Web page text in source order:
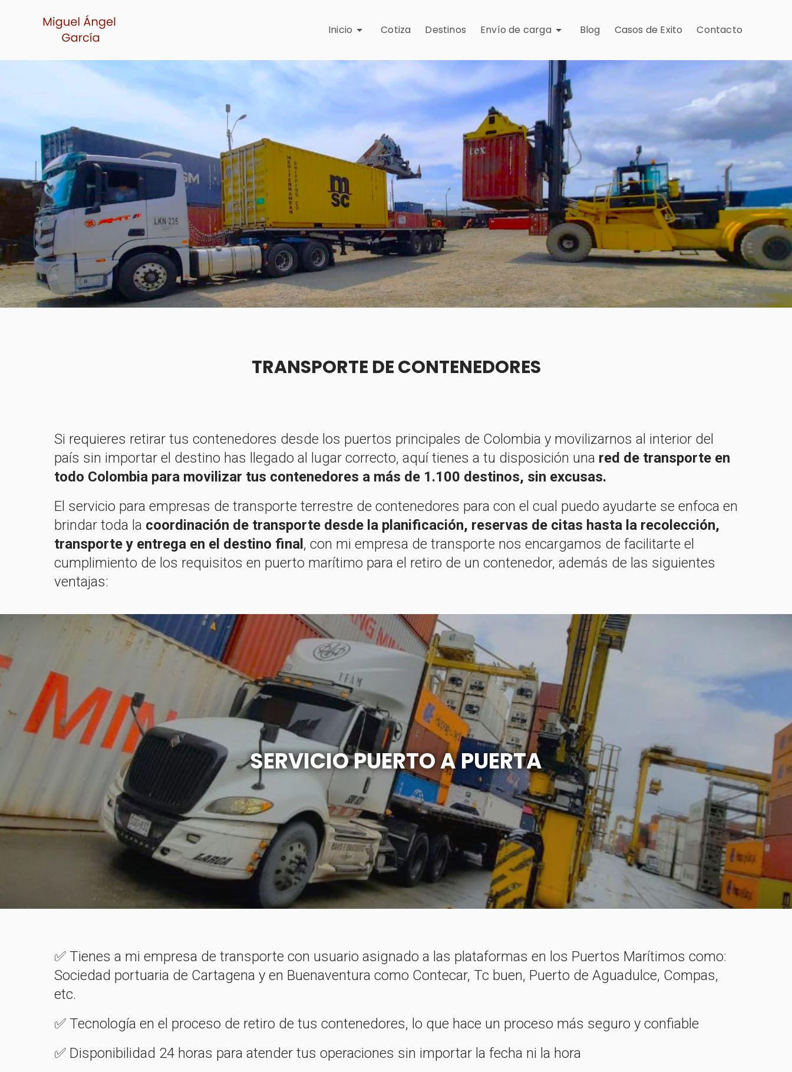
Inicio Cotiza Destinos Envío de carga Blog Casos de Exito Contacto
TRANSPORTE DE CONTENEDORES
Si requieres retirar tus contenedores desde los puertos principales de Colombia y movilizarnos al interior del
país sin importar el destino has llegado al lugar correcto, aquí tienes a tu disposición una red de transporte en
todo Colombia para movilizar tus contenedores a más de 1.100 destinos, sin excusas.
El servicio para empresas de transporte terrestre de contenedores para con el cual puedo ayudarte se enfoca en
brindar toda la coordinación de transporte desde la planificación, reservas de citas hasta la recolección,
transporte y entrega en el destino final , con mi empresa de transporte nos encargamos de facilitarte el
cumplimiento de los requisitos en puerto marítimo para el retiro de un contenedor, además de las siguientes
ventajas:
SERVICIO PUERTO A PUERTA
✅ Tienes a mi empresa de transporte con usuario asignado a las plataformas en los Puertos Marítimos como:
Sociedad portuaria de Cartagena y en Buenaventura como Contecar, Tc buen, Puerto de Aguadulce, Compas,
etc.
✅ Tecnología en el proceso de retiro de tus contenedores, lo que hace un proceso más seguro y confiable
✅ Disponibilidad 24 horas para atender tus operaciones sin importar la fecha ni la hora